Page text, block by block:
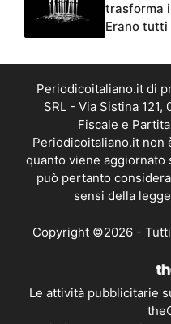
trasforma
Erano tutti
Periodicoitaliano.it di
SRL - Via Sistina 121,
Fiscale e
Periodicoitaliano.it non
quanto viene aggiornato
può pertanto
sensi della
Copyright ©2026 -
Le attività pubblicitarie